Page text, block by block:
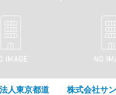
人東京都道
株式会社サ